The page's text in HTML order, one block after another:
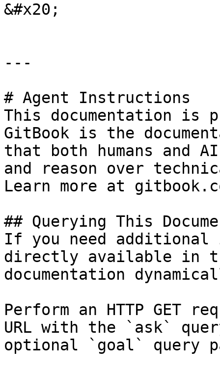
&#x20;
---
# Agent Instructions
This documentation is
GitBook is the
that both humans and
and reason over
Learn more at
## Querying This
If you need
directly available in
documentation
Perform an HTTP GET
URL with the `ask`
optional `goal` query